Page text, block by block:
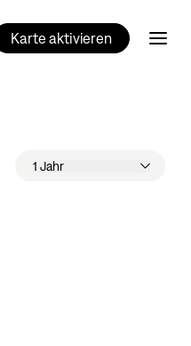
Karte aktivieren
1 Jahr